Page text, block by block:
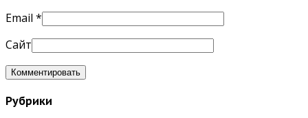
Email *
Сайт
Рубрики